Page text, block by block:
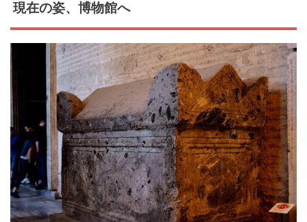
現在の姿、博物館へ